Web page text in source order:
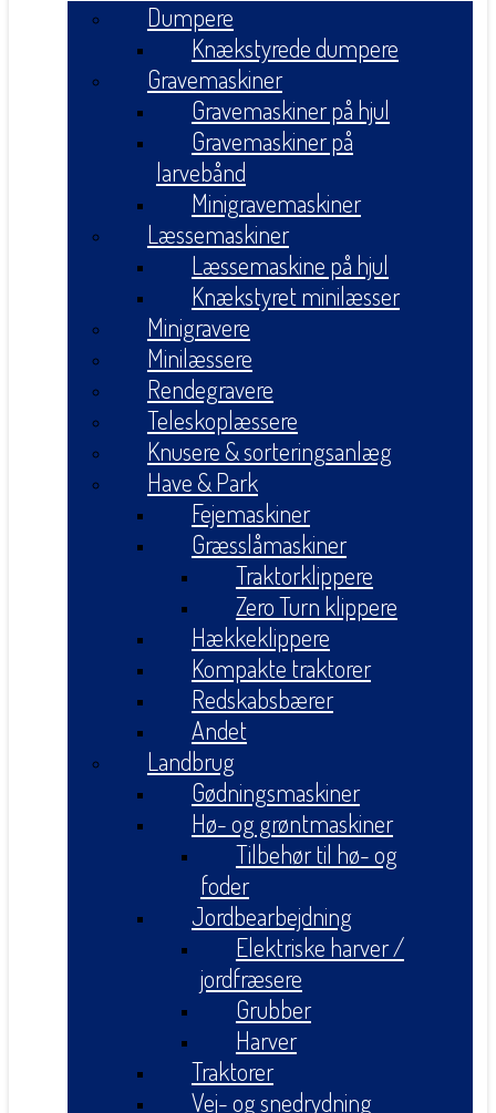
Dumpere
Knækstyrede dumpere
Gravemaskiner
Gravemaskiner på hjul
Gravemaskiner på
larvebånd
Minigravemaskiner
Læssemaskiner
Læssemaskine på hjul
Knækstyret minilæsser
Minigravere
Minilæssere
Rendegravere
Teleskoplæssere
Knusere & sorteringsanlæg
Have & Park
Fejemaskiner
Græsslåmaskiner
Traktorklippere
Zero Turn klippere
Hækkeklippere
Kompakte traktorer
Redskabsbærer
Andet
Landbrug
Gødningsmaskiner
Hø- og grøntmaskiner
Tilbehør til hø- og
foder
Jordbearbejdning
Elektriske harver /
jordfræsere
Grubber
Harver
Traktorer
Vej- og snedrydning